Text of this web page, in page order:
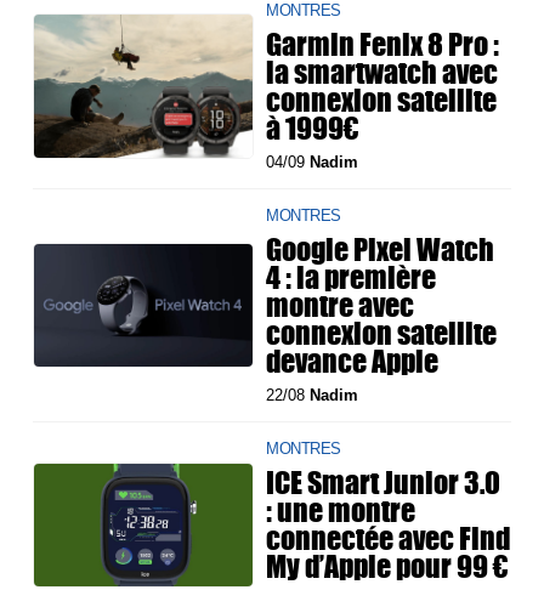
MONTRES
Garmin Fenix 8 Pro :
la smartwatch avec
connexion satellite
à 1999€
04/09 Nadim
MONTRES
Google Pixel Watch
4 : la première
montre avec
connexion satellite
devance Apple
22/08 Nadim
MONTRES
ICE Smart Junior 3.0
: une montre
connectée avec Find
My d’Apple pour 99 €